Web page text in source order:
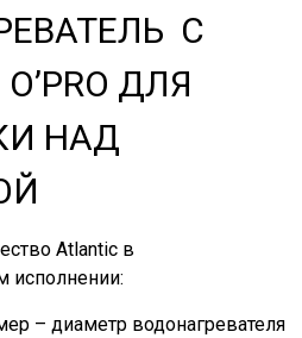
С
ДЛЯ
НАД
Atlantic в
исполнении:
– диаметр водонагревателя